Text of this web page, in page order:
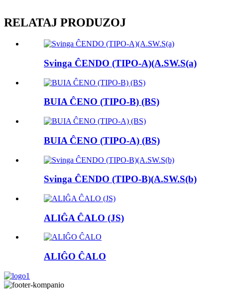
RELATAJ PRODUZOJ
Svinga ĈENDO (TIPO-A)(A.SW.S(a)
BUIA ĈENO (TIPO-B) (BS)
BUIA ĈENO (TIPO-A) (BS)
Svinga ĈENDO (TIPO-B)(A.SW.S(b)
ALIĜA ĈALO (JS)
ALIĜO ĈALO